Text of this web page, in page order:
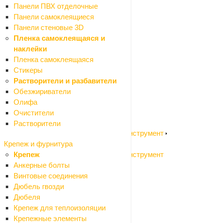
Панели ПВХ отделочные
Панели самоклеящиеся
Панели стеновые 3D
Пленка самоклеящаяся и
наклейки
Пленка самоклеящаяся
Стикеры
Растворители и разбавители
Обезжириватели
Олифа
Очистители
Растворители
Крепеж и фурнитура
Крепеж
Анкерные болты
Винтовые соединения
Дюбель гвозди
Дюбеля
Крепеж для теплоизоляции
Крепежные элементы
Пистолеты для пены и герметиков
Шарнирно-губцевый инструмент
Резьбонарезной инструмент
Столярный инструмент
Зажимный инструмент
Такелаж
Измерительный инструмент
Назад
Измерительный инструмент
Измерительный инструмент
Измерительный инструмент ручной
Разметочный инструмент
Садовый электроинструмент и бензоинструмент
Назад
Садовый электроинструмент и бензоинструмент
Воздуходувки
Высоторезы
Газонокосилки колесные
Газонокосилки ручные (триммеры)
Измельчители садовые
Культиваторы